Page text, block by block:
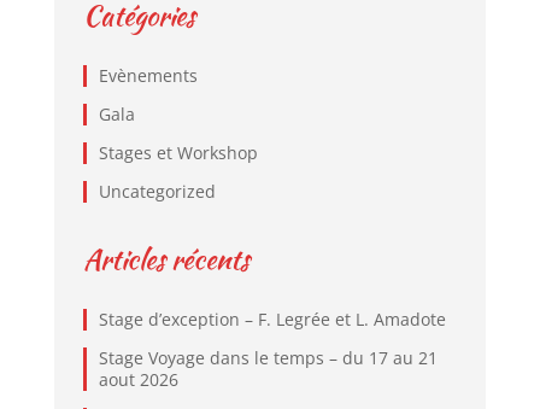
Catégories
Evènements
Gala
Stages et Workshop
Uncategorized
Articles récents
Stage d’exception – F. Legrée et L. Amadote
Stage Voyage dans le temps – du 17 au 21
aout 2026